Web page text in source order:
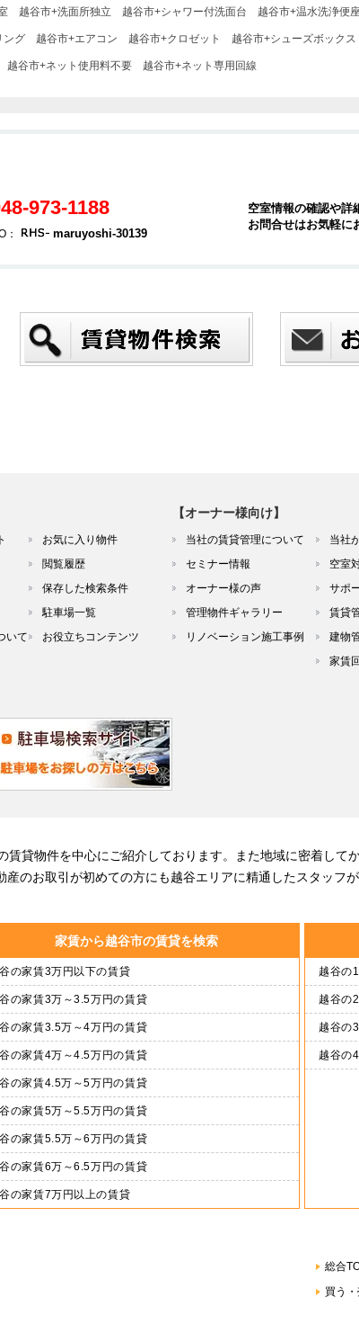
越谷市+洗面所独立 越谷市+シャワー付洗面台 越谷市+温水洗浄便
ング 越谷市+エアコン 越谷市+クロゼット 越谷市+シューズボックス
越谷市+ネット使用料不要 越谷市+ネット専用回線
973-1188
： maruyoshi-30139
空室情報の確認や詳
お問合せはお気軽に
いて
お気に入り物件
閲覧履歴
保存した検索条件
駐車場一覧
お役立ちコンテンツ
【オーナー様向け】
当社の賃貸管理について
セミナー情報
オーナー様の声
管理物件ギャラリー
リノベーション施工事例
当社
空室
サポ
賃貸
建物
家賃
貸物件を中心にご紹介しております。また地域に密着して
のお取引が初めての方にも越谷エリアに精通したスタッフ
家賃から越谷市の賃貸を検索
の家賃3万円以下の賃貸
の家賃3万～3.5万円の賃貸
の家賃3.5万～4万円の賃貸
の家賃4万～4.5万円の賃貸
の家賃4.5万～5万円の賃貸
の家賃5万～5.5万円の賃貸
の家賃5.5万～6万円の賃貸
の家賃6万～6.5万円の賃貸
の家賃7万円以上の賃貸
越谷の
越谷の
越谷の
越谷の
総合
買う